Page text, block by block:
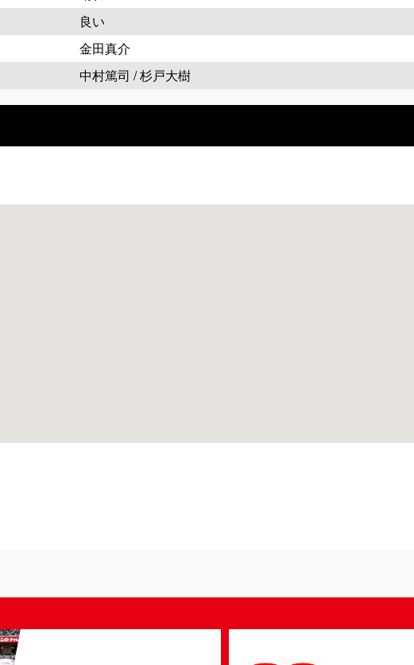
良い
金田真介
中村篤司 / 杉戸大樹